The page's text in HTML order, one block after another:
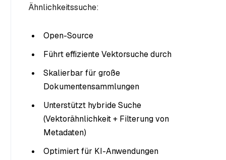
Ähnlichkeitssuche:
Open-Source
Führt effiziente Vektorsuche durch
Skalierbar für große
Dokumentensammlungen
Unterstützt hybride Suche
(Vektorähnlichkeit + Filterung von
Metadaten)
Optimiert für KI-Anwendungen